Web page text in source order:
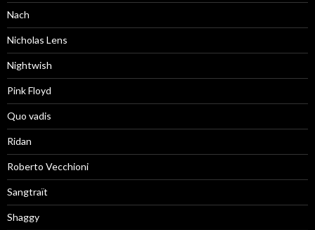
Nach
Nicholas Lens
Nightwish
Pink Floyd
Quo vadis
Ridan
Roberto Vecchioni
Sangtraït
Shaggy